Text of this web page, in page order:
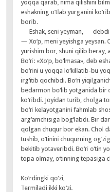
yoqqa qarab, nima qilishini
eshakning o‘tlab yurganini
borib.
— Eshak, seni yeyman, —
— Xo‘p, meni yeyishga yeysan.
yurishim bor, shuni qilib
Bo‘ri: «Xo‘p, bo‘lmasa», deb
bo‘rini u yoqqa lo‘killatib-bu
irg‘itib qochibdi. Bo‘ri
bedarmon bo‘lib yotganida bir
ko‘ribdi. Joyidan turib, cholga
bo‘ri kelayotganini fahmlab
arg‘amchisiga bog‘labdi. Bir
qolgan chuqur bor ekan. Chol
tushib, o‘tinini chuqurning
bekitib yotaveribdi. Bo‘ri o‘tin
topa olmay, o‘tinning tepasiga
Ko‘rdingki qo‘zi,
Termiladi ikki ko‘zi.